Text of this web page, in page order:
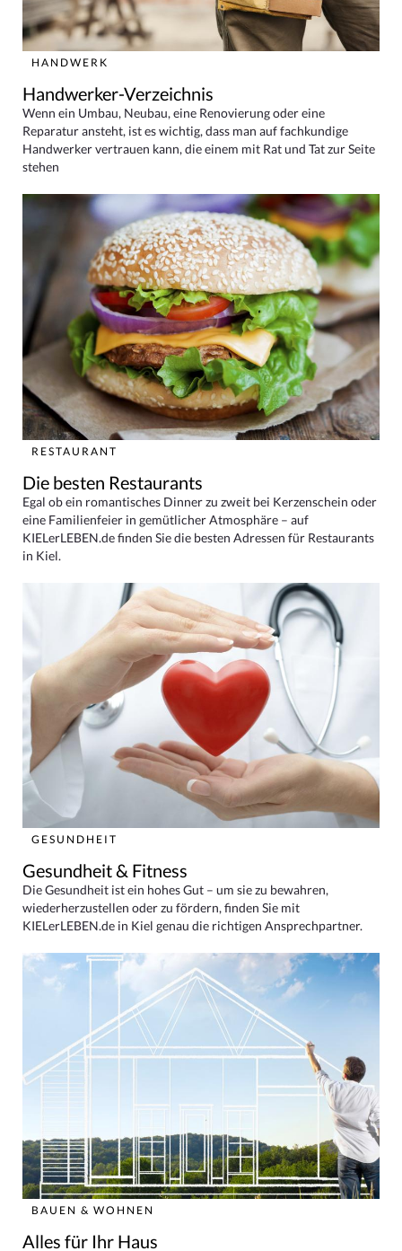
HANDWERK
Handwerker-Verzeichnis
Wenn ein Umbau, Neubau, eine Renovierung oder eine
Reparatur ansteht, ist es wichtig, dass man auf fachkundige
Handwerker vertrauen kann, die einem mit Rat und Tat zur Seite
stehen
RESTAURANT
Die besten Restaurants
Egal ob ein romantisches Dinner zu zweit bei Kerzenschein oder
eine Familienfeier in gemütlicher Atmosphäre – auf
KIELerLEBEN.de finden Sie die besten Adressen für Restaurants
in Kiel.
GESUNDHEIT
Gesundheit & Fitness
Die Gesundheit ist ein hohes Gut – um sie zu bewahren,
wiederherzustellen oder zu fördern, finden Sie mit
KIELerLEBEN.de in Kiel genau die richtigen Ansprechpartner.
BAUEN & WOHNEN
Alles für Ihr Haus